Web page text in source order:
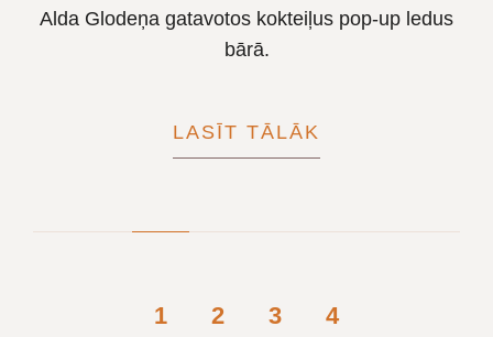
Alda Glodeņa gatavotos kokteiļus pop-up ledus
bārā.
LASĪT TĀLĀK
1 2 3 4